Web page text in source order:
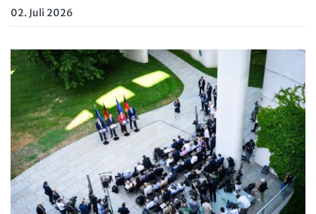
Deutscher Betriebsrätepreis
Mitbestimmungskompass
Personalrat
Deutscher Personalräte-Preis
Personalratsarbeit
Personalvertretungsrecht
TVöD | TV-L
Arbeitsschutz
JAV
Arbeit in der JAV
SBV
Arbeit in der SBV
MAV
Arbeit in der MAV
Bücher
02. Juli 2026